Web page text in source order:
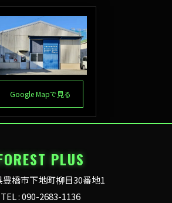
Google Mapで見る
PLUS
豊橋市下地町柳目30番地1
TEL : 090-2683-1136